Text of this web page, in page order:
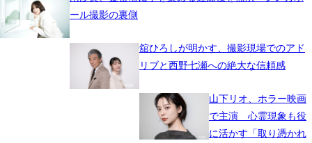
ール撮影の裏側
舘ひろしが明かす、撮影現場でのアド
リブと西野七瀬への絶大な信頼感
山下リオ、ホラー映画
で主演 心霊現象も役
に活かす「取り憑かれ